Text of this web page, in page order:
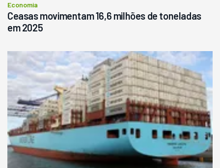
Economia
Ceasas movimentam 16,6 milhões de toneladas
em 2025